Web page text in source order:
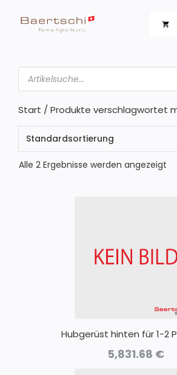
Inhalt
Products
search
Start / Produkte verschlagwortet
Alle 2 Ergebnisse werden angezeigt
Hubgerüst hinten für 1-2
5,831.68 €